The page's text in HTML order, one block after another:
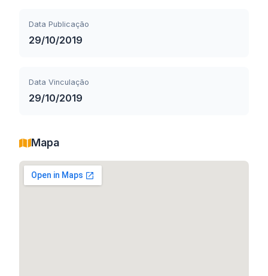
Data Publicação
29/10/2019
Data Vinculação
29/10/2019
Mapa